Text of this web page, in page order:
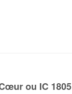
ou IC 1805